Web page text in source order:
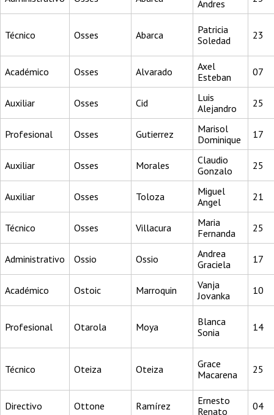
Andres
Técnico Osses Abarca
Patricia
Soledad
23
Académico Osses Alvarado
Axel
Esteban
07
Auxiliar Osses Cid
Luis
Alejandro
25
Profesional Osses Gutierrez
Marisol
Dominique
17
Auxiliar Osses Morales
Claudio
Gonzalo
25
Auxiliar Osses Toloza
Miguel
Angel
21
Técnico Osses Villacura
Maria
Fernanda
25
Administrativo Ossio Ossio
Andrea
Graciela
17
Académico Ostoic Marroquin
Vanja
Jovanka
10
Profesional Otarola Moya
Blanca
Sonia
14
Técnico Oteiza Oteiza
Grace
Macarena
25
Directivo Ottone Ramírez
Ernesto
Renato
04